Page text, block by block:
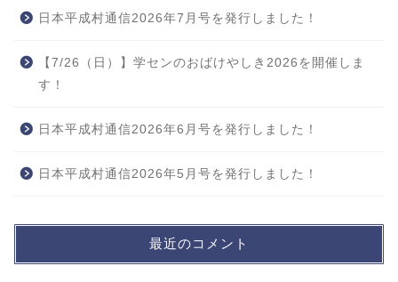
日本平成村通信2026年7月号を発行しました！
【7/26（日）】学センのおばけやしき2026を開催しま
す！
日本平成村通信2026年6月号を発行しました！
日本平成村通信2026年5月号を発行しました！
最近のコメント